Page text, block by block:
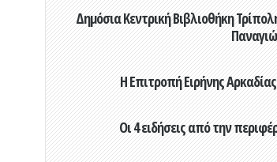
Δημόσια Κεντρική Βιβλιοθήκη
Η Επιτροπή Ειρήνης
Οι 4 ειδήσεις από την